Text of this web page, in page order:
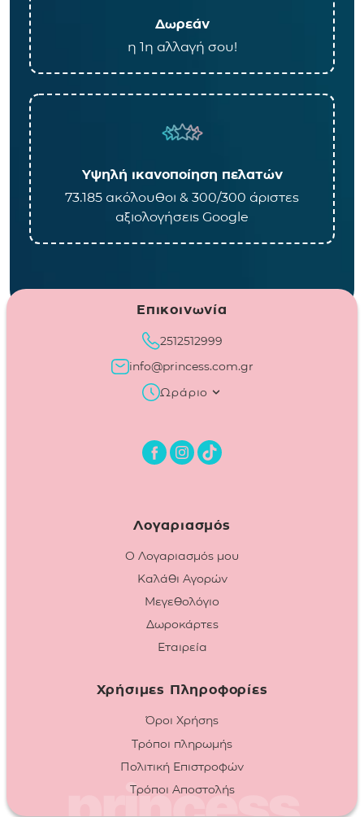
Δωρεάν
η 1η αλλαγή σου!
Υψηλή ικανοποίηση πελατών
73.185 ακόλουθοι & 300/300 άριστες
αξιολογήσεις Google
Επικοινωνία
2512512999
info@princess.com.gr
Ωράριο
Λογαριασμός
Ο Λογαριασμός μου
Καλάθι Αγορών
Μεγεθολόγιο
Δωροκάρτες
Εταιρεία
Χρήσιμες Πληροφορίες
Όροι Χρήσης
Τρόποι πληρωμής
Πολιτική Επιστροφών
Τρόποι Αποστολής